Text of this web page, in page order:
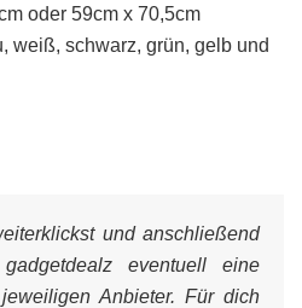
oder 59cm x 70,5cm
weiß, schwarz, grün, gelb und
und anschließend
eventuell eine
Anbieter. Für dich